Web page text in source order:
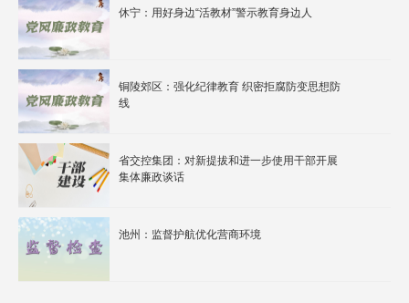
休宁：用好身边“活教材”警示教育身边人
铜陵郊区：强化纪律教育 织密拒腐防变思想防
线
省交控集团：对新提拔和进一步使用干部开展
集体廉政谈话
池州：监督护航优化营商环境